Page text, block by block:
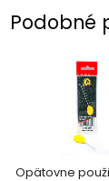
Podobné
Opätovne